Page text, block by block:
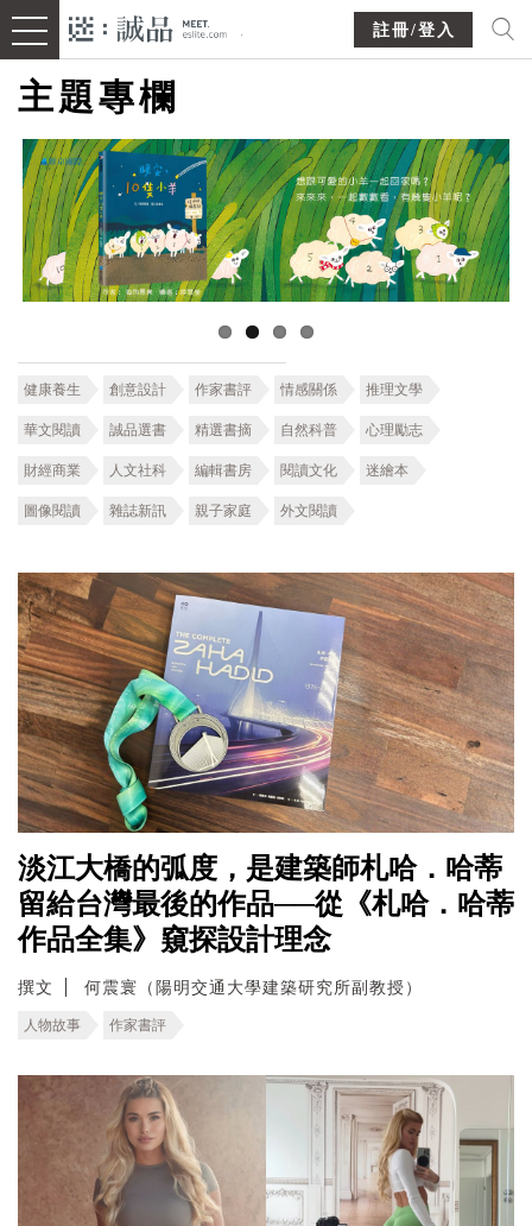
註冊/登入
主題專欄
健康養生 創意設計 作家書評 情感關係 推理文學
華文閱讀 誠品選書 精選書摘 自然科普 心理勵志
財經商業 人文社科 編輯書房 閱讀文化 迷繪本
圖像閱讀 雜誌新訊 親子家庭 外文閱讀
淡江大橋的弧度，是建築師札哈．哈蒂
留給台灣最後的作品──從《札哈．哈蒂
作品全集》窺探設計理念
撰文 何震寰（陽明交通大學建築研究所副教授）
人物故事 作家書評